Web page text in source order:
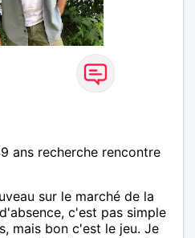
ans recherche rencontre
sur le marché de la
c'est pas simple
mais bon c'est le jeu. Je